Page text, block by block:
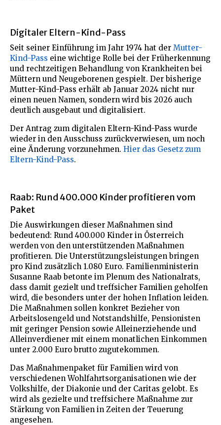
Digitaler Eltern-Kind-Pass
Seit seiner Einführung im Jahr 1974 hat der Mutter-
Kind-Pass eine wichtige Rolle bei der Früherkennung
und rechtzeitigen Behandlung von Krankheiten bei
Müttern und Neugeborenen gespielt. Der bisherige
Mutter-Kind-Pass erhält ab Januar 2024 nicht nur
einen neuen Namen, sondern wird bis 2026 auch
deutlich ausgebaut und digitalisiert.
Der Antrag zum digitalen Eltern-Kind-Pass wurde
wieder in den Ausschuss zurückverwiesen, um noch
eine Änderung vorzunehmen. Hier das Gesetz zum
Eltern-Kind-Pass.
Raab: Rund 400.000 Kinder profitieren vom
Paket
Die Auswirkungen dieser Maßnahmen sind
bedeutend: Rund 400.000 Kinder in Österreich
werden von den unterstützenden Maßnahmen
profitieren. Die Unterstützungsleistungen bringen
pro Kind zusätzlich 1.080 Euro. Familienministerin
Susanne Raab betonte im Plenum des Nationalrats,
dass damit gezielt und treffsicher Familien geholfen
wird, die besonders unter der hohen Inflation leiden.
Die Maßnahmen sollen konkret Bezieher von
Arbeitslosengeld und Notstandshilfe, Pensionisten
mit geringer Pension sowie Alleinerziehende und
Alleinverdiener mit einem monatlichen Einkommen
unter 2.000 Euro brutto zugutekommen.
Das Maßnahmenpaket für Familien wird von
verschiedenen Wohlfahrtsorganisationen wie der
Volkshilfe, der Diakonie und der Caritas gelobt. Es
wird als gezielte und treffsichere Maßnahme zur
Stärkung von Familien in Zeiten der Teuerung
angesehen.